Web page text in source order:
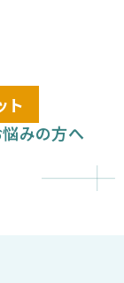
ト
悩みの方へ